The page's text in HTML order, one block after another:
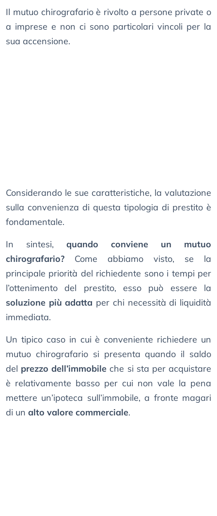
Il mutuo chirografario è rivolto a persone private o
a imprese e non ci sono particolari vincoli per la
sua accensione.
Considerando le sue caratteristiche, la valutazione
sulla convenienza di questa tipologia di prestito è
fondamentale.
In sintesi, quando conviene un mutuo
chirografario? Come abbiamo visto, se la
principale priorità del richiedente sono i tempi per
l’ottenimento del prestito, esso può essere la
soluzione più adatta per chi necessità di liquidità
immediata.
Un tipico caso in cui è conveniente richiedere un
mutuo chirografario si presenta quando il saldo
del prezzo dell’immobile che si sta per acquistare
è relativamente basso per cui non vale la pena
mettere un’ipoteca sull’immobile, a fronte magari
di un alto valore commerciale.